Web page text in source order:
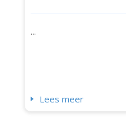
...
Lees meer